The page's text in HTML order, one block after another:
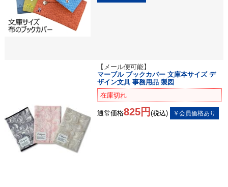
【メール便可能】
マーブル ブックカバー 文庫本サイズ デ
ザイン文具 事務用品 製図
在庫切れ
通常価格825円 (税込)